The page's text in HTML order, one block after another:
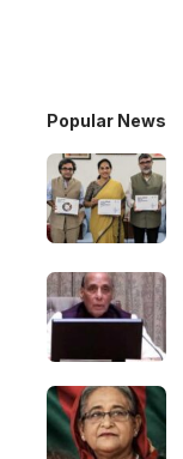
Popular News